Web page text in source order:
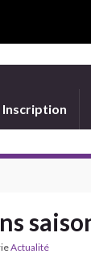
Inscription
Actualité